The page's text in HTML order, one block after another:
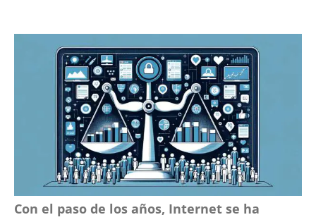
CONTACTO
mon compte
Español
Con el paso de los años, Internet se ha